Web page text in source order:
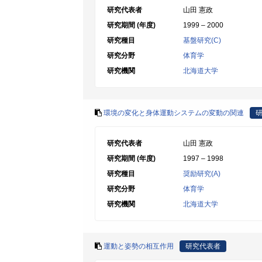
研究代表者
山田 憲政
研究期間 (年度)
1999 – 2000
研究種目
基盤研究(C)
研究分野
体育学
研究機関
北海道大学
環境の変化と身体運動システムの変動の関連
研究代表者
山田 憲政
研究期間 (年度)
1997 – 1998
研究種目
奨励研究(A)
研究分野
体育学
研究機関
北海道大学
運動と姿勢の相互作用 研究代表者